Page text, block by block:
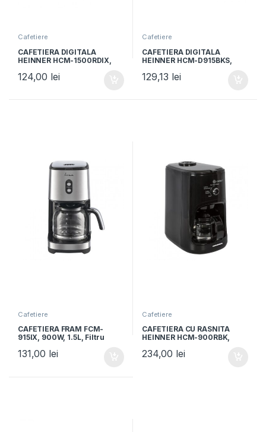
Cafetiere
CAFETIERA DIGITALA
HEINNER HCM-1500RDIX,
1.5L, Timer, Display Led,
Rosu/Negru
124,00 lei
Cafetiere
CAFETIERA DIGITALA
HEINNER HCM-D915BKS,
1.5L, Timer, Negru/Inox
129,13 lei
Cafetiere
CAFETIERA FRAM FCM-
915IX, 900W, 1.5L, Filtru
anti-picurare, Argintiu
131,00 lei
Cafetiere
CAFETIERA CU RASNITA
HEINNER HCM-900RBK,
0.6L, Rasnita incorporata,
234,00 lei